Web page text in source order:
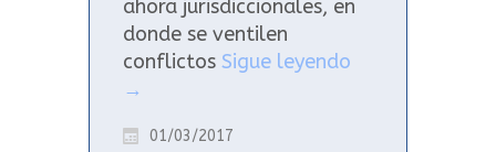
ahora jurisdiccionales, en
donde se ventilen
conflictos Sigue leyendo
→
01/03/2017